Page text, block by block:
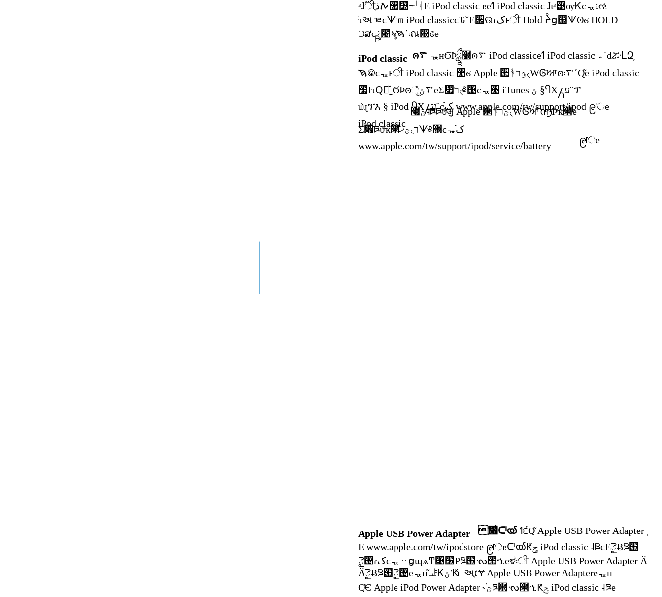
ʶɺ߬ੀࠕذֶ૖᛽ᅱᚮΕ iPod classic ɐeߗ iPod classic ɺɩʶ୽ѹᏦcᇼ׆ઌ
ֺτઅᇃcᗐஶ iPod classiccԎ˘Ε૜ଉɾکͱੀ Hold ᔧց඀ᗐʘϭ HOLD
Ͻສcྵ֛౤ৡ܃ʹࠇณ඀ઢe
iPod classic
ᇼʜϬϷཹ໰ၐ࠳ iPod classiceߗ iPod classic ؞ˋdሯᒶԶֶ
ࠇ࿃cᇼͱੀ iPod classic ঺ϭ Apple ઒ᚬؿר৻ԜᎶਆၐ࠳܃ʹԚ͂e iPod classic
໧ӀτԚّ͂˿ϬϷၐ࠳ؿୂͧeΣ჏ר৻༅঩cᇼ੣ iTunes ؿ §ႤХ႓ע¨ፕ
௰ɻፕእ § iPod ႤХ႓ע¨cֶک֡ www.apple.com/tw/support/ipod ၉ॎe
iPod classic
໧ؿ˨ཋཋϑ̋ॶͅ Apple ઒ᚬؿר৻ԜᎶਆ൬Ϸҡ౒e
Σ჏ཋϑҡ౒ר৻ؿޚᗐ༅঩cᇼک֡
www.apple.com/tw/support/ipod/service/battery
၉ॎe
Apple USB Power Adapter ჏̊̔ᑪൕ ߗ੬Ԛ͂ Apple USB Power Adapter ˿
Ε www.apple.com/tw/ipodstore ၉ॎɐᑪൕԞݯ iPod classic ˨ཋcΕైɃཋ฻
ై࢔ɾکcᇼᆢցɰѧͲ৉໦Ρཋ฻ᔝ౒ኂeಳ܃ੀ Apple USB Power Adapter Ӑ
ӐైɃཋ฻ై࢔eᇼʜ͂ᅸᏦؿʹԞடઅֶ׆Ɏ Apple USB Power Adaptereᇼʜ
Ԛ͂ͨЄ Apple iPod Power Adapter ˞̔ؿཋ฻ᔝ౒ኂԞݯ iPod classic ˨ཋe